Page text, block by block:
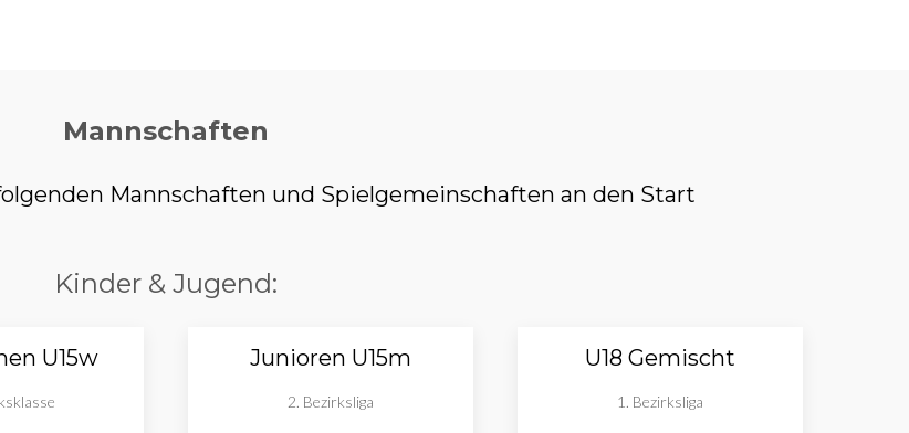
Mannschaften
Mannschaften und Spielgemeinschaften an den Start
Kinder & Jugend:
U15w Junioren U15m
2. Bezirksliga
U18 Gemischt
1. Bezirksliga